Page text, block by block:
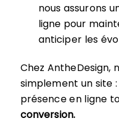
nous assurons
ligne pour
anticiper les
Chez AntheDesign,
simplement un site
présence en ligne
conversion.